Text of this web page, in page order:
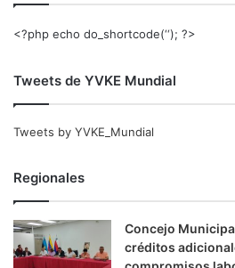
<?php echo do_shortcode(‘‘); ?>
Tweets de YVKE Mundial
Tweets by YVKE_Mundial
Regionales
Concejo
créditos